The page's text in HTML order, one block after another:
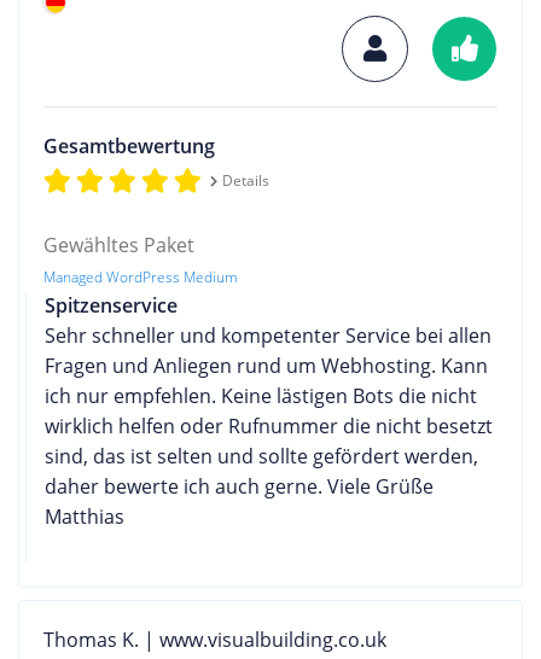
Gesamtbewertung
Details
Gewähltes Paket
Managed WordPress Medium
Spitzenservice
Sehr schneller und kompetenter Service bei allen
Fragen und Anliegen rund um Webhosting. Kann
ich nur empfehlen. Keine lästigen Bots die nicht
wirklich helfen oder Rufnummer die nicht besetzt
sind, das ist selten und sollte gefördert werden,
daher bewerte ich auch gerne. Viele Grüße
Matthias
Thomas K. | www.visualbuilding.co.uk